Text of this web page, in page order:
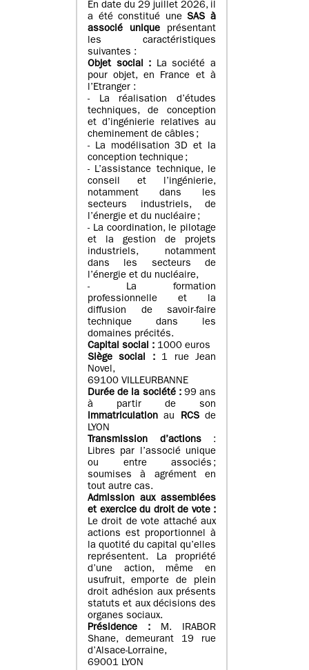
En date du 29 juillet 2026, il
a été constitué uneSAS à
associé unique présentant
les caractéristiques
suivantes :
Objet social : La société a
pour objet, en France et à
l’Etranger :
- La réalisation d’études
techniques, de conception
et d’ingénierie relatives au
cheminement de câbles ;
- La modélisation 3D et la
conception technique ;
- L’assistance technique, le
conseil et l’ingénierie,
notamment dans les
secteurs industriels, de
l’énergie et du nucléaire ;
- La coordination, le pilotage
et la gestion de projets
industriels, notamment
dans les secteurs de
l’énergie et du nucléaire,
- La formation
professionnelle et la
diffusion de savoir-faire
technique dans les
domaines précités.
Capital social : 1000 euros
Siège social :1 rue Jean
Novel,
69100 VILLEURBANNE
Durée de la société :99 ans
à partir de son
immatriculation au RCSde
LYON
Transmission d’actions:
Libres par l’associé unique
ou entre associés ;
soumises à agrément en
tout autre cas.
Admission aux assemblées
et exercice du droit de vote :
Le droit de vote attaché aux
actions est proportionnel à
la quotité du capital qu’elles
représentent. La propriété
d’une action, même en
usufruit, emporte de plein
droit adhésion aux présents
statuts et aux décisions des
organes sociaux.
Présidence : M. IRABOR
Shane, demeurant 19 rue
d’Alsace-Lorraine,
69001 LYON